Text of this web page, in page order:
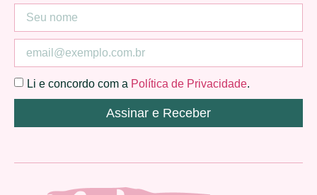
Li e concordo com a Política de Privacidade.
Assinar e Receber